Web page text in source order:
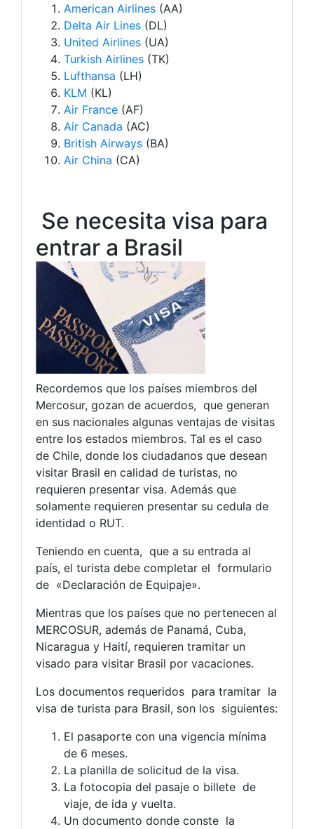
American Airlines (AA)
Delta Air Lines (DL)
United Airlines (UA)
Turkish Airlines (TK)
Lufthansa (LH)
KLM (KL)
Air France (AF)
Air Canada (AC)
British Airways (BA)
Air China (CA)
Se necesita visa para
entrar a Brasil
Recordemos que los países miembros del
Mercosur, gozan de acuerdos, que generan
en sus nacionales algunas ventajas de visitas
entre los estados miembros. Tal es el caso
de Chile, donde los ciudadanos que desean
visitar Brasil en calidad de turistas, no
requieren presentar visa. Además que
solamente requieren presentar su cedula de
identidad o RUT.
Teniendo en cuenta, que a su entrada al
país, el turista debe completar el formulario
de «Declaración de Equipaje».
Mientras que los países que no pertenecen al
MERCOSUR, además de Panamá, Cuba,
Nicaragua y Haití, requieren tramitar un
visado para visitar Brasil por vacaciones.
Los documentos requeridos para tramitar la
visa de turista para Brasil, son los siguientes:
El pasaporte con una vigencia mínima
de 6 meses.
La planilla de solicitud de la visa.
La fotocopia del pasaje o billete de
viaje, de ida y vuelta.
Un documento donde conste la